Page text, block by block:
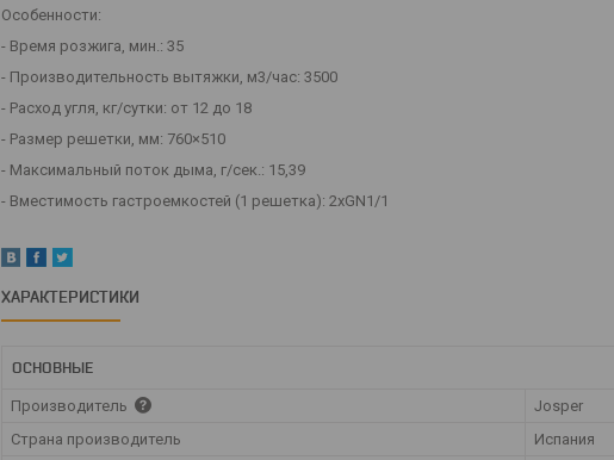
Особенности:
- Время розжига, мин.: 35
- Производительность вытяжки, м3/час: 3500
- Расход угля, кг/сутки: от 12 до 18
- Размер решетки, мм: 760×510
- Максимальный поток дыма, г/сек.: 15,39
- Вместимость гастроемкостей (1 решетка): 2xGN1/1
ХАРАКТЕРИСТИКИ
ОСНОВНЫЕ
Производитель
Josper
Страна производитель
Испания